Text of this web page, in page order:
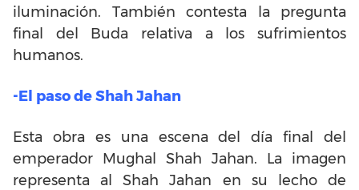
iluminación. También contesta la pregunta
final del Buda relativa a los sufrimientos
humanos.
-El paso de Shah Jahan
Esta obra es una escena del día final del
emperador Mughal Shah Jahan. La imagen
representa al Shah Jahan en su lecho de